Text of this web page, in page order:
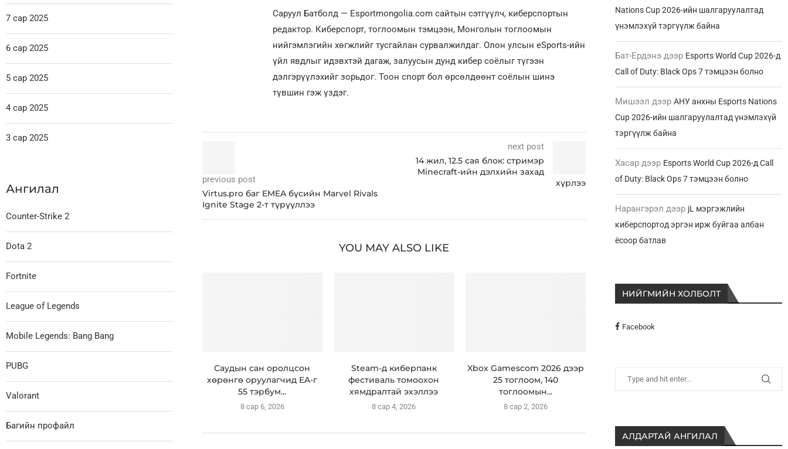
Саруул Батболд — Esportmongolia.com сайтын сэтгүүлч, киберспортын
редактор. Киберспорт, тоглоомын тэмцээн, Монголын тоглоомын
нийгэмлэгийн хөгжлийг тусгайлан сурвалжилдаг. Олон улсын eSports-ийн
үйл явдлыг идэвхтэй дагаж, залуусын дунд кибер соёлыг түгээн
дэлгэрүүлэхийг зорьдог. Тоон спорт бол өрсөлдөөнт соёлын шинэ
түвшин гэж үздэг.
previous post
Virtus.pro баг EMEA бүсийн Marvel Rivals
Ignite Stage 2-т түрүүллээ
next post
14 жил, 12.5 сая блок: стримэр
Minecraft-ийн дэлхийн захад
хүрлээ
YOU MAY ALSO LIKE
Саудын сан оролцсон
хөрөнгө оруулагчид EA-г
55 тэрбум...
8 сар 6, 2026
Steam-д киберпанк
фестиваль томоохон
хямдралтай эхэллээ
8 сар 4, 2026
Xbox Gamescom 2026 дээр
25 тоглоом, 140
тоглоомын...
8 сар 2, 2026
Nations Cup 2026-ийн шалгаруулалтад
үнэмлэхүй тэргүүлж байна
Бат-Ердэнэ дээр Esports World Cup 2026-д
Call of Duty: Black Ops 7 тэмцээн болно
Мишээл дээрАНУ анхны Esports Nations
Cup 2026-ийн шалгаруулалтад үнэмлэхүй
тэргүүлж байна
Хасар дээр Esports World Cup 2026-д Call
of Duty: Black Ops 7 тэмцээн болно
Нарангэрэл дээр jL мэргэжлийн
киберспортод эргэн ирж буйгаа албан
ёсоор батлав
НИЙГМИЙН ХОЛБОЛТ
Facebook
АЛДАРТАЙ АНГИЛАЛ
7 сар 2025
6 сар 2025
5 сар 2025
4 сар 2025
3 сар 2025
Ангилал
Counter-Strike 2
Dota 2
Fortnite
League of Legends
Mobile Legends: Bang Bang
PUBG
Valorant
Багийн профайл